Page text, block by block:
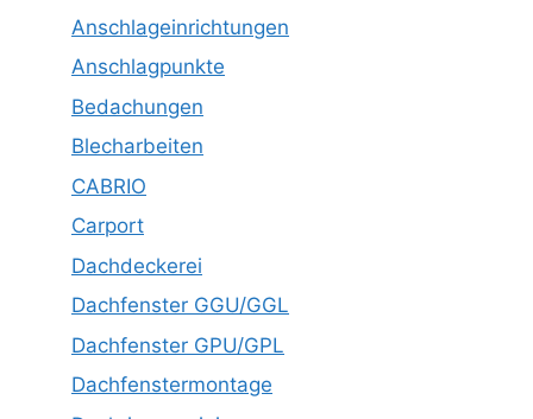
Anschlageinrichtungen
Anschlagpunkte
Bedachungen
Blecharbeiten
CABRIO
Carport
Dachdeckerei
Dachfenster GGU/GGL
Dachfenster GPU/GPL
Dachfenstermontage